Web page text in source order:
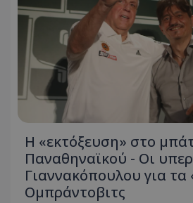
Η «εκτόξευση» στο
Παναθηναϊκού - Οι
Γιαννακόπουλου για τα
Ομπράντοβιτς